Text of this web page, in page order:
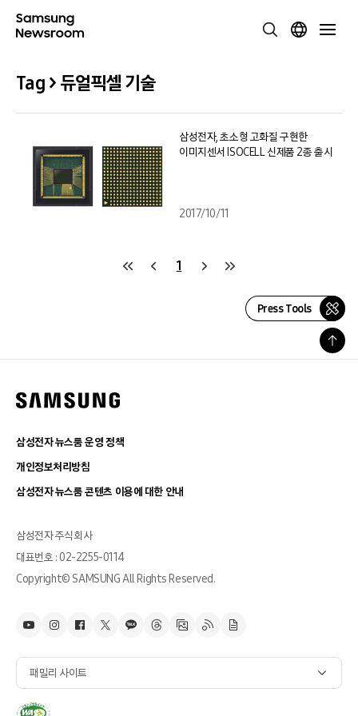
Tag > 듀얼픽셀 기술
삼성전자, 초소형 고화질 구현한
이미지센서 ISOCELL 신제품 2종 출시
2017/10/11
1
Press Tools
삼성전자 뉴스룸 운영 정책
개인정보처리방침
삼성전자 뉴스룸 콘텐츠 이용에 대한 안내
삼성전자 주식회사
대표번호 : 02-2255-0114
Copyright© SAMSUNG All Rights Reserved.
패밀리 사이트